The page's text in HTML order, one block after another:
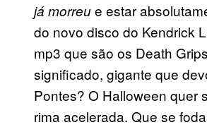
já morreue estar
do novo disco do Kendrick
mp3 que são os Death
significado, gigante que
Pontes? O Halloween quer
rima acelerada. Que se